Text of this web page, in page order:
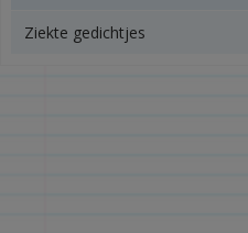
Ziekte gedichtjes